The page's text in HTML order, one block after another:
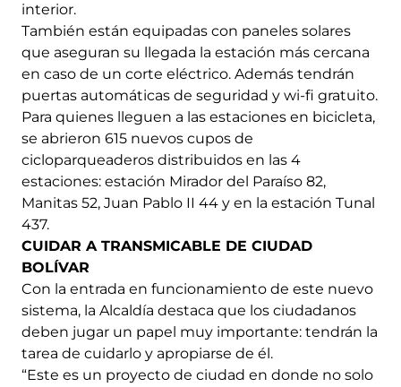
interior.
También están equipadas con paneles solares
que aseguran su llegada la estación más cercana
en caso de un corte eléctrico. Además tendrán
puertas automáticas de seguridad y wi-fi gratuito.
Para quienes lleguen a las estaciones en bicicleta,
se abrieron 615 nuevos cupos de
cicloparqueaderos distribuidos en las 4
estaciones: estación Mirador del Paraíso 82,
Manitas 52, Juan Pablo II 44 y en la estación Tunal
437.
CUIDAR A TRANSMICABLE DE CIUDAD
BOLÍVAR
Con la entrada en funcionamiento de este nuevo
sistema, la Alcaldía destaca que los ciudadanos
deben jugar un papel muy importante: tendrán la
tarea de cuidarlo y apropiarse de él.
“Este es un proyecto de ciudad en donde no solo